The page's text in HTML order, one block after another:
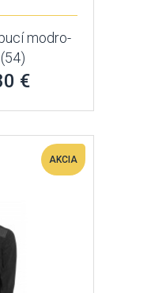
modro-
€
AKCIA